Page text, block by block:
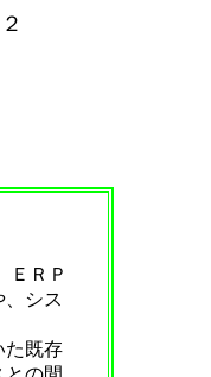
ＥＲＰ
シス
た既存